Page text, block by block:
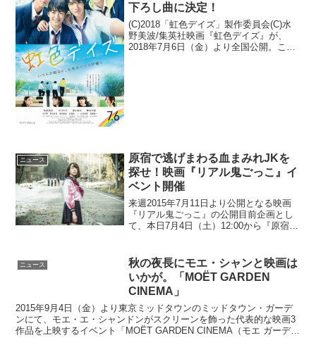
下ろし曲に決定！
(C)2018「虹色デイズ」製作委員会(C)水
野美波/集英社映画『虹色デイズ』が、
2018年7月6日（金）より全国公開。この
ニュース
原宿で逃げまわる血まみれJKを
探せ！映画『リアル鬼ごっこ』イ
ベント開催
来週2015年7月11日より公開となる映画
『リアル鬼ごっこ』の公開目前企画とし
て、本日7月4日（土）12:00から『原宿で
みれJKを探せ！トリンドル玲奈、篠田麻
里子、...
ニュース
秋の夜長にモエ・シャンと映画は
いかが。「MOЁT GARDEN
CINEMA」
2015年9月4日（金）より東京ミッドタウンのミッドタウン・ガーデ
ンにて、モエ・エ・シャンドンがスクリーンを飾った代表的な映画3
作品を上映するイベント「MOЁT GARDEN CINEMA（モエ ガーデン